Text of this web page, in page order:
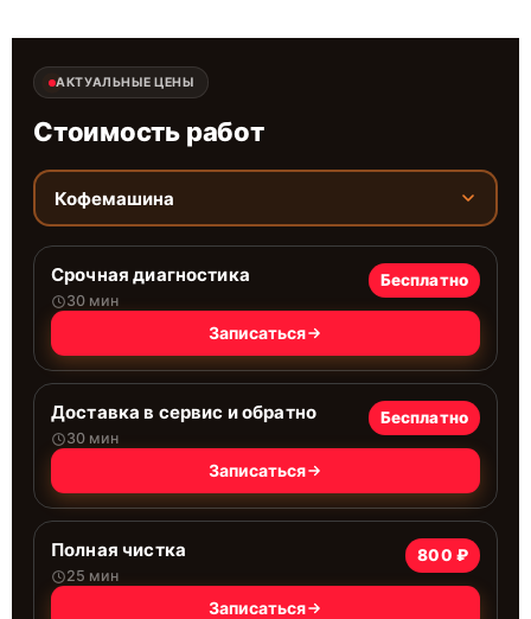
АКТУАЛЬНЫЕ ЦЕНЫ
Стоимость работ
Кофемашина
Срочная диагностика
30 мин
Бесплатно
Записаться
Доставка в сервис и обратно
30 мин
Бесплатно
Записаться
Полная чистка
25 мин
800 ₽
Записаться